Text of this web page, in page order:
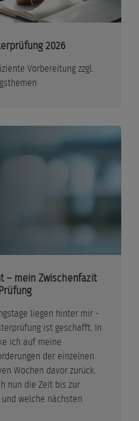
2026
Vorbereitung zzgl.
– mein Zwischenfazit
liegen hinter mir -
ist geschafft. In
ich auf meine
der einzelnen
Wochen davor zurück.
nun die Zeit bis zur
welche nächsten